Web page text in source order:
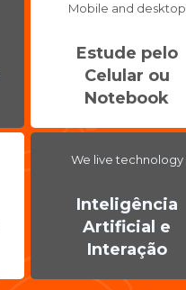
Mobile and desktop
Estude pelo
Celular ou
Notebook
We live technology
Inteligência
Artificial e
Interação